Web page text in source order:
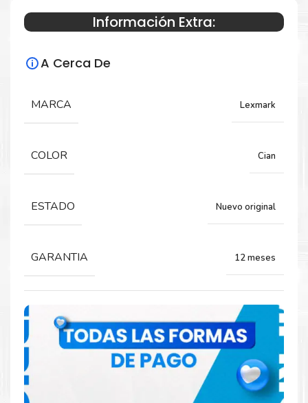
Especificaciones Técnicas
Para impresoras:
CX921, CX922, CX923, CX924.
Comprar Toner Lexmark 76C0HC0 Cian
para impresoras 921 922 923 924
Información Extra:
A Cerca De
MARCA Lexmark
COLOR Cian
ESTADO Nuevo original
GARANTIA 12 meses